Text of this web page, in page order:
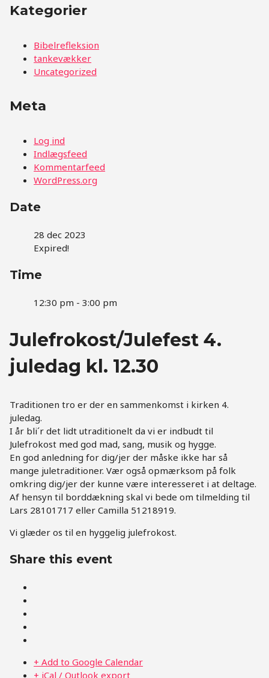
Kategorier
Bibelrefleksion
tankevækker
Uncategorized
Meta
Log ind
Indlægsfeed
Kommentarfeed
WordPress.org
Date
28 dec 2023
Expired!
Time
12:30 pm - 3:00 pm
Julefrokost/Julefest 4.
juledag kl. 12.30
Traditionen tro er der en sammenkomst i kirken 4.
juledag.
I år bli´r det lidt utraditionelt da vi er indbudt til
Julefrokost med god mad, sang, musik og hygge.
En god anledning for dig/jer der måske ikke har så
mange juletraditioner. Vær også opmærksom på folk
omkring dig/jer der kunne være interesseret i at deltage.
Af hensyn til borddækning skal vi bede om tilmelding til
Lars 28101717 eller Camilla 51218919.
Vi glæder os til en hyggelig julefrokost.
Share this event
+ Add to Google Calendar
+ iCal / Outlook export